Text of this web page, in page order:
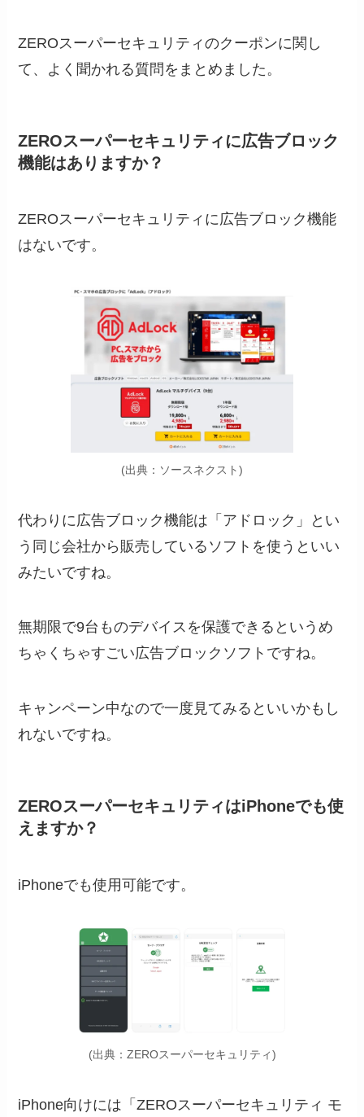
ZEROスーパーセキュリティのクーポンに関し
て、よく聞かれる質問をまとめました。
ZEROスーパーセキュリティに広告ブロック
機能はありますか？
ZEROスーパーセキュリティに広告ブロック機能
はないです。
(出典：ソースネクスト)
代わりに広告ブロック機能は「アドロック」とい
う同じ会社から販売しているソフトを使うといい
みたいですね。
無期限で9台ものデバイスを保護できるというめ
ちゃくちゃすごい広告ブロックソフトですね。
キャンペーン中なので一度見てみるといいかもし
れないですね。
ZEROスーパーセキュリティはiPhoneでも使
えますか？
iPhoneでも使用可能です。
(出典：ZEROスーパーセキュリティ)
iPhone向けには「ZEROスーパーセキュリティ モ